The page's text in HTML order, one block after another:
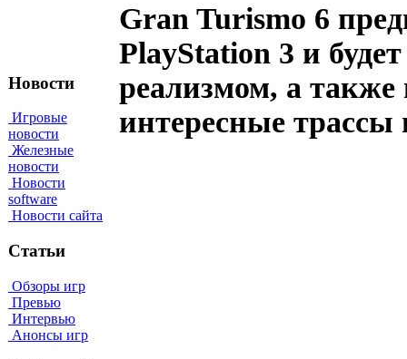
Новости
Игровые
новости
Железные
новости
Новости
software
Новости сайта
Статьи
Обзоры игр
Превью
Интервью
Анонсы игр
Gran Turismo 6
PlayStation 3 и
реализмом, а
интересные